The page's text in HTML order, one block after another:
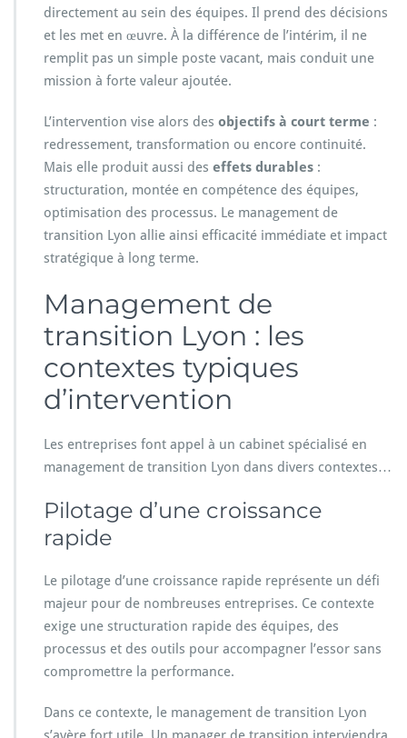
directement au sein des équipes. Il prend des décisions
et les met en œuvre. À la différence de l’intérim, il ne
remplit pas un simple poste vacant, mais conduit une
mission à forte valeur ajoutée.
L’intervention vise alors des objectifs à court terme :
redressement, transformation ou encore continuité.
Mais elle produit aussi des effets durables :
structuration, montée en compétence des équipes,
optimisation des processus. Le management de
transition Lyon allie ainsi efficacité immédiate et impact
stratégique à long terme.
Management de
transition Lyon : les
contextes typiques
d’intervention
Les entreprises font appel à un cabinet spécialisé en
management de transition Lyon dans divers contextes…
Pilotage d’une croissance
rapide
Le pilotage d’une croissance rapide représente un défi
majeur pour de nombreuses entreprises. Ce contexte
exige une structuration rapide des équipes, des
processus et des outils pour accompagner l’essor sans
compromettre la performance.
Dans ce contexte, le management de transition Lyon